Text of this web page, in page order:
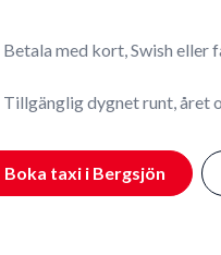
Betala med kort, Swish eller
Tillgänglig dygnet runt, året
Boka taxi i Bergsjön